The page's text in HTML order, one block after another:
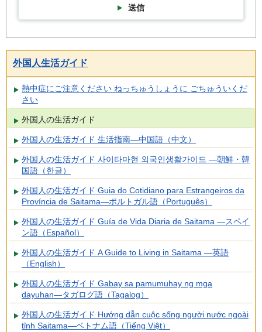
送信
外国人生活ガイド
熱中症にご注意ください ねっちゅうしょうに ごちゅういくだ
さい
外国人の生活ガイド
外国人の生活ガイド 生活指南―中国語（中文）
外国人の生活ガイド 사이타마현 외국인생활가이드 ―朝鮮・韓
国語（한글）
外国人の生活ガイド Guia do Cotidiano para Estrangeiros da
Província de Saitama―ポルトガル語（Português）
外国人の生活ガイド Guía de Vida Diaria de Saitama ―スペイ
ン語（Español）
外国人の生活ガイド A Guide to Living in Saitama ―英語
（English）
外国人の生活ガイド Gabay sa pamumuhay ng mga
dayuhan―タガログ語（Tagalog）
外国人の生活ガイド Hướng dẫn cuộc sống người nước ngoài
tỉnh Saitama―ベトナム語（Tiếng Việt）